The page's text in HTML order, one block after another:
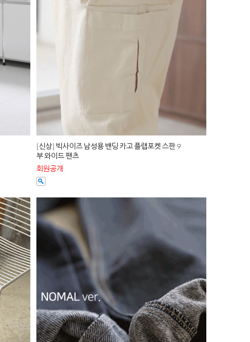
[신상] 빅사이즈 남성용 밴딩 카고 플랩포켓 스판 9
부 와이드 팬츠
회원공개